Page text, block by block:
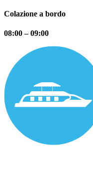
Colazione a bordo
08:00 – 09:00